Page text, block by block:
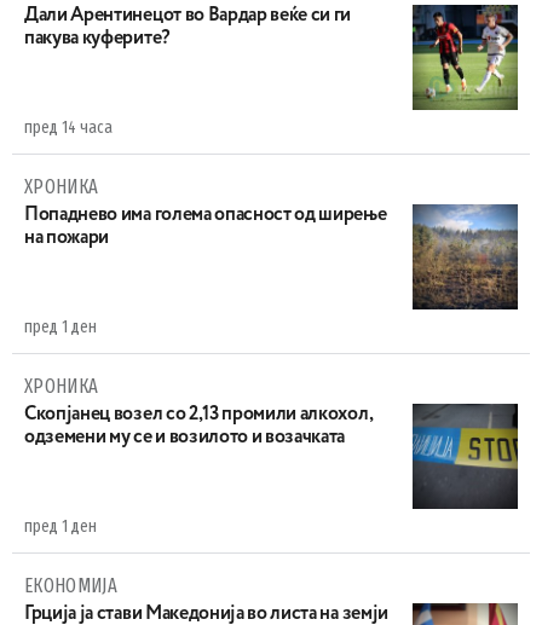
Дали Арентинецот во Вардар веќе си ги
пакува куферите?
пред 14 часа
ХРОНИКА
Попаднево има голема опасност од ширење
на пожари
пред 1 ден
ХРОНИКА
Скопјанец возел со 2,13 промили алкохол,
одземени му се и возилото и возачката
пред 1 ден
ЕКОНОМИЈА
Грција ја стави Македонија во листа на земји